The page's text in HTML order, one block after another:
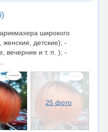
широкого
детские); -
вечерние и т. п. ); -
25 фото